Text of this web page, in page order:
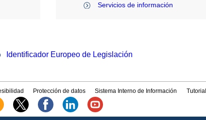
Servicios de información
Identificador Europeo de Legislación
Protección de datos Sistema Interno de Información